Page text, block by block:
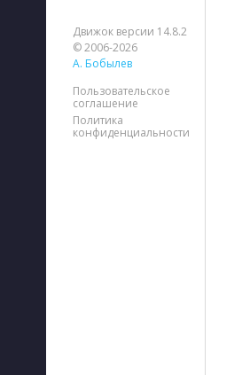
Движок версии 14.8.2
© 2006-2026
А. Бобылев
Пользовательское
соглашение
Политика
конфиденциальности